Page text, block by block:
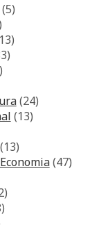
(24)
(13)
(13)
(47)